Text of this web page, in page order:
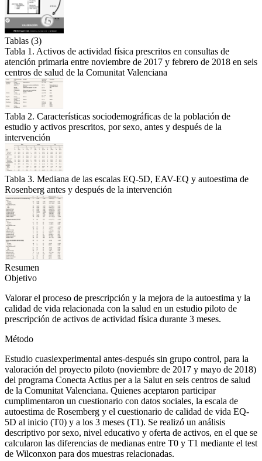
Tablas (3)
Tabla 1. Activos de actividad física prescritos en consultas de
atención primaria entre noviembre de 2017 y febrero de 2018 en seis
centros de salud de la Comunitat Valenciana
Tabla 2. Características sociodemográficas de la población de
estudio y activos prescritos, por sexo, antes y después de la
intervención
Tabla 3. Mediana de las escalas EQ-5D, EAV-EQ y autoestima de
Rosenberg antes y después de la intervención
Resumen
Objetivo
Valorar el proceso de prescripción y la mejora de la autoestima y la
calidad de vida relacionada con la salud en un estudio piloto de
prescripción de activos de actividad física durante 3 meses.
Método
Estudio cuasiexperimental antes-después sin grupo control, para la
valoración del proyecto piloto (noviembre de 2017 y mayo de 2018)
del programa Conecta Actius per a la Salut en seis centros de salud
de la Comunitat Valenciana. Quienes aceptaron participar
cumplimentaron un cuestionario con datos sociales, la escala de
autoestima de Rosemberg y el cuestionario de calidad de vida EQ-
5D al inicio (T0) y a los 3 meses (T1). Se realizó un análisis
descriptivo por sexo, nivel educativo y oferta de activos, en el que se
calcularon las diferencias de medianas entre T0 y T1 mediante el test
de Wilconxon para dos muestras relacionadas.